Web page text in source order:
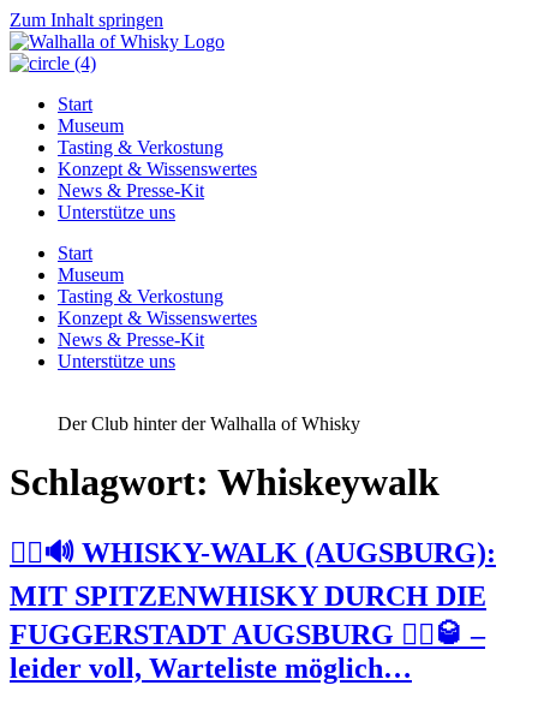
Zum Inhalt springen
Start
Museum
Tasting & Verkostung
Konzept & Wissenswertes
News & Presse-Kit
Unterstütze uns
Start
Museum
Tasting & Verkostung
Konzept & Wissenswertes
News & Presse-Kit
Unterstütze uns
Der Club hinter der Walhalla of Whisky
Schlagwort: Whiskeywalk
🚶‍♀️🔊 WHISKY-WALK (AUGSBURG):
MIT SPITZENWHISKY DURCH DIE
FUGGERSTADT AUGSBURG 🚶‍♂️🥃 –
leider voll, Warteliste möglich…